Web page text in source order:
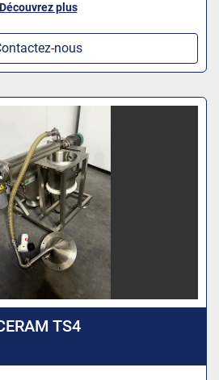
Découvrez plus
nous
TS4